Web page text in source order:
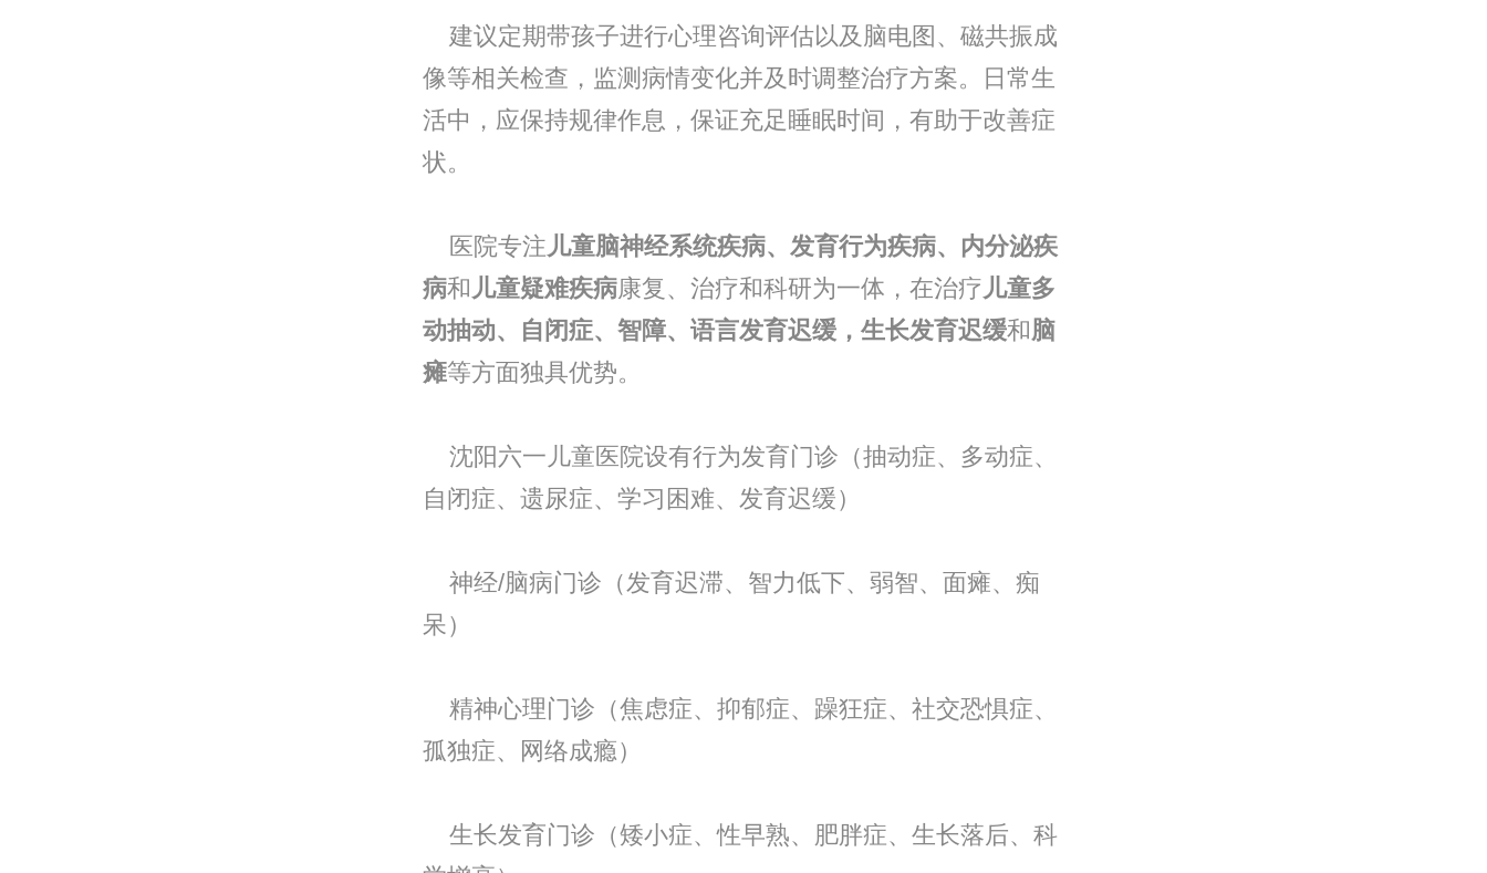
建议定期带孩子进行心理咨询评估以及脑电图、磁共振成
像等相关检查，监测病情变化并及时调整治疗方案。日常生
活中，应保持规律作息，保证充足睡眠时间，有助于改善症
状。
医院专注儿童脑神经系统疾病、发育行为疾病、内分泌疾
病和儿童疑难疾病康复、治疗和科研为一体，在治疗儿童多
动抽动、自闭症、智障、语言发育迟缓，生长发育迟缓和脑
瘫等方面独具优势。
沈阳六一儿童医院设有行为发育门诊（抽动症、多动症、
自闭症、遗尿症、学习困难、发育迟缓）
神经/脑病门诊（发育迟滞、智力低下、弱智、面瘫、痴
呆）
精神心理门诊（焦虑症、抑郁症、躁狂症、社交恐惧症、
孤独症、网络成瘾）
生长发育门诊（矮小症、性早熟、肥胖症、生长落后、科